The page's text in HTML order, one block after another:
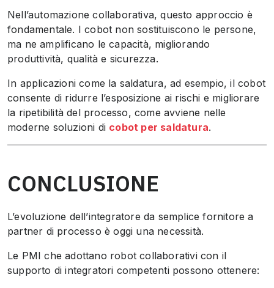
Nell’automazione collaborativa, questo approccio è
fondamentale. I cobot non sostituiscono le persone,
ma ne amplificano le capacità, migliorando
produttività, qualità e sicurezza.
In applicazioni come la saldatura, ad esempio, il cobot
consente di ridurre l’esposizione ai rischi e migliorare
la ripetibilità del processo, come avviene nelle
moderne soluzioni di cobot per saldatura.
CONCLUSIONE
L’evoluzione dell’integratore da semplice fornitore a
partner di processo è oggi una necessità.
Le PMI che adottano robot collaborativi con il
supporto di integratori competenti possono ottenere: